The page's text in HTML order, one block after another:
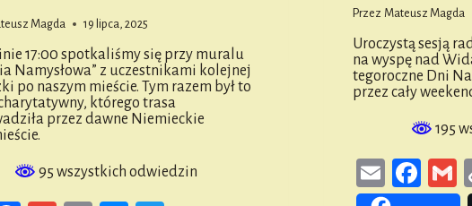
Magda 19 lipca, 2025
17:00 spotkaliśmy się przy muralu
Namysłowa” z uczestnikami kolejnej
po naszym mieście. Tym razem był to
którego trasa
przez dawne Niemieckie
95 wszystkich odwiedzin
Przez Mateusz Magda
Uroczystą sesją
na wyspę nad
tegoroczne Dni
przez cały
195
Email